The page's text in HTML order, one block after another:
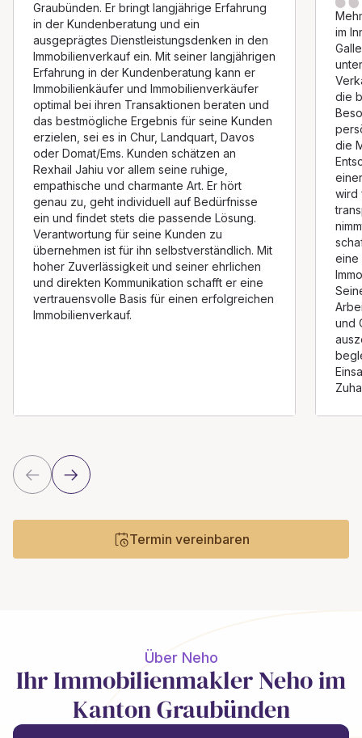
Graubünden. Er bringt langjährige Erfahrung
in der Kundenberatung und ein
ausgeprägtes Dienstleistungsdenken in den
Immobilienverkauf ein. Mit seiner langjährigen
Erfahrung in der Kundenberatung kann er
Immobilienkäufer und Immobilienverkäufer
optimal bei ihren Transaktionen beraten und
das bestmögliche Ergebnis für seine Kunden
erzielen, sei es in Chur, Landquart, Davos
oder Domat/Ems. Kunden schätzen an
Rexhail Jahiu vor allem seine ruhige,
empathische und charmante Art. Er hört
genau zu, geht individuell auf Bedürfnisse
ein und findet stets die passende Lösung.
Verantwortung für seine Kunden zu
übernehmen ist für ihn selbstverständlich. Mit
hoher Zuverlässigkeit und seiner ehrlichen
und direkten Kommunikation schafft er eine
vertrauensvolle Basis für einen erfolgreichen
Immobilienverkauf.
im
die
die
wird
eine
und
Termin vereinbaren
Über Neho
Ihr Immobilienmakler Neho im
Kanton Graubünden